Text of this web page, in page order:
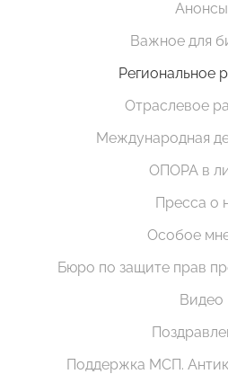
Анонсы
Важное для
Региональное
Отраслевое
Международная
ОПОРА в
Пресса о
Особое
Бюро по защите прав
Видео
Поддержка МСП.